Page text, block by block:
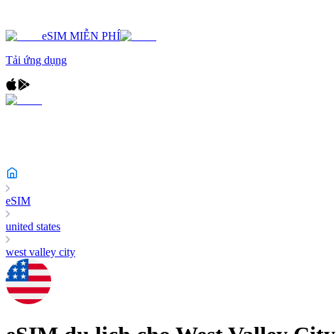
eSIM MIỄN PHÍ
Tải ứng dụng
eSIM
united states
west valley city